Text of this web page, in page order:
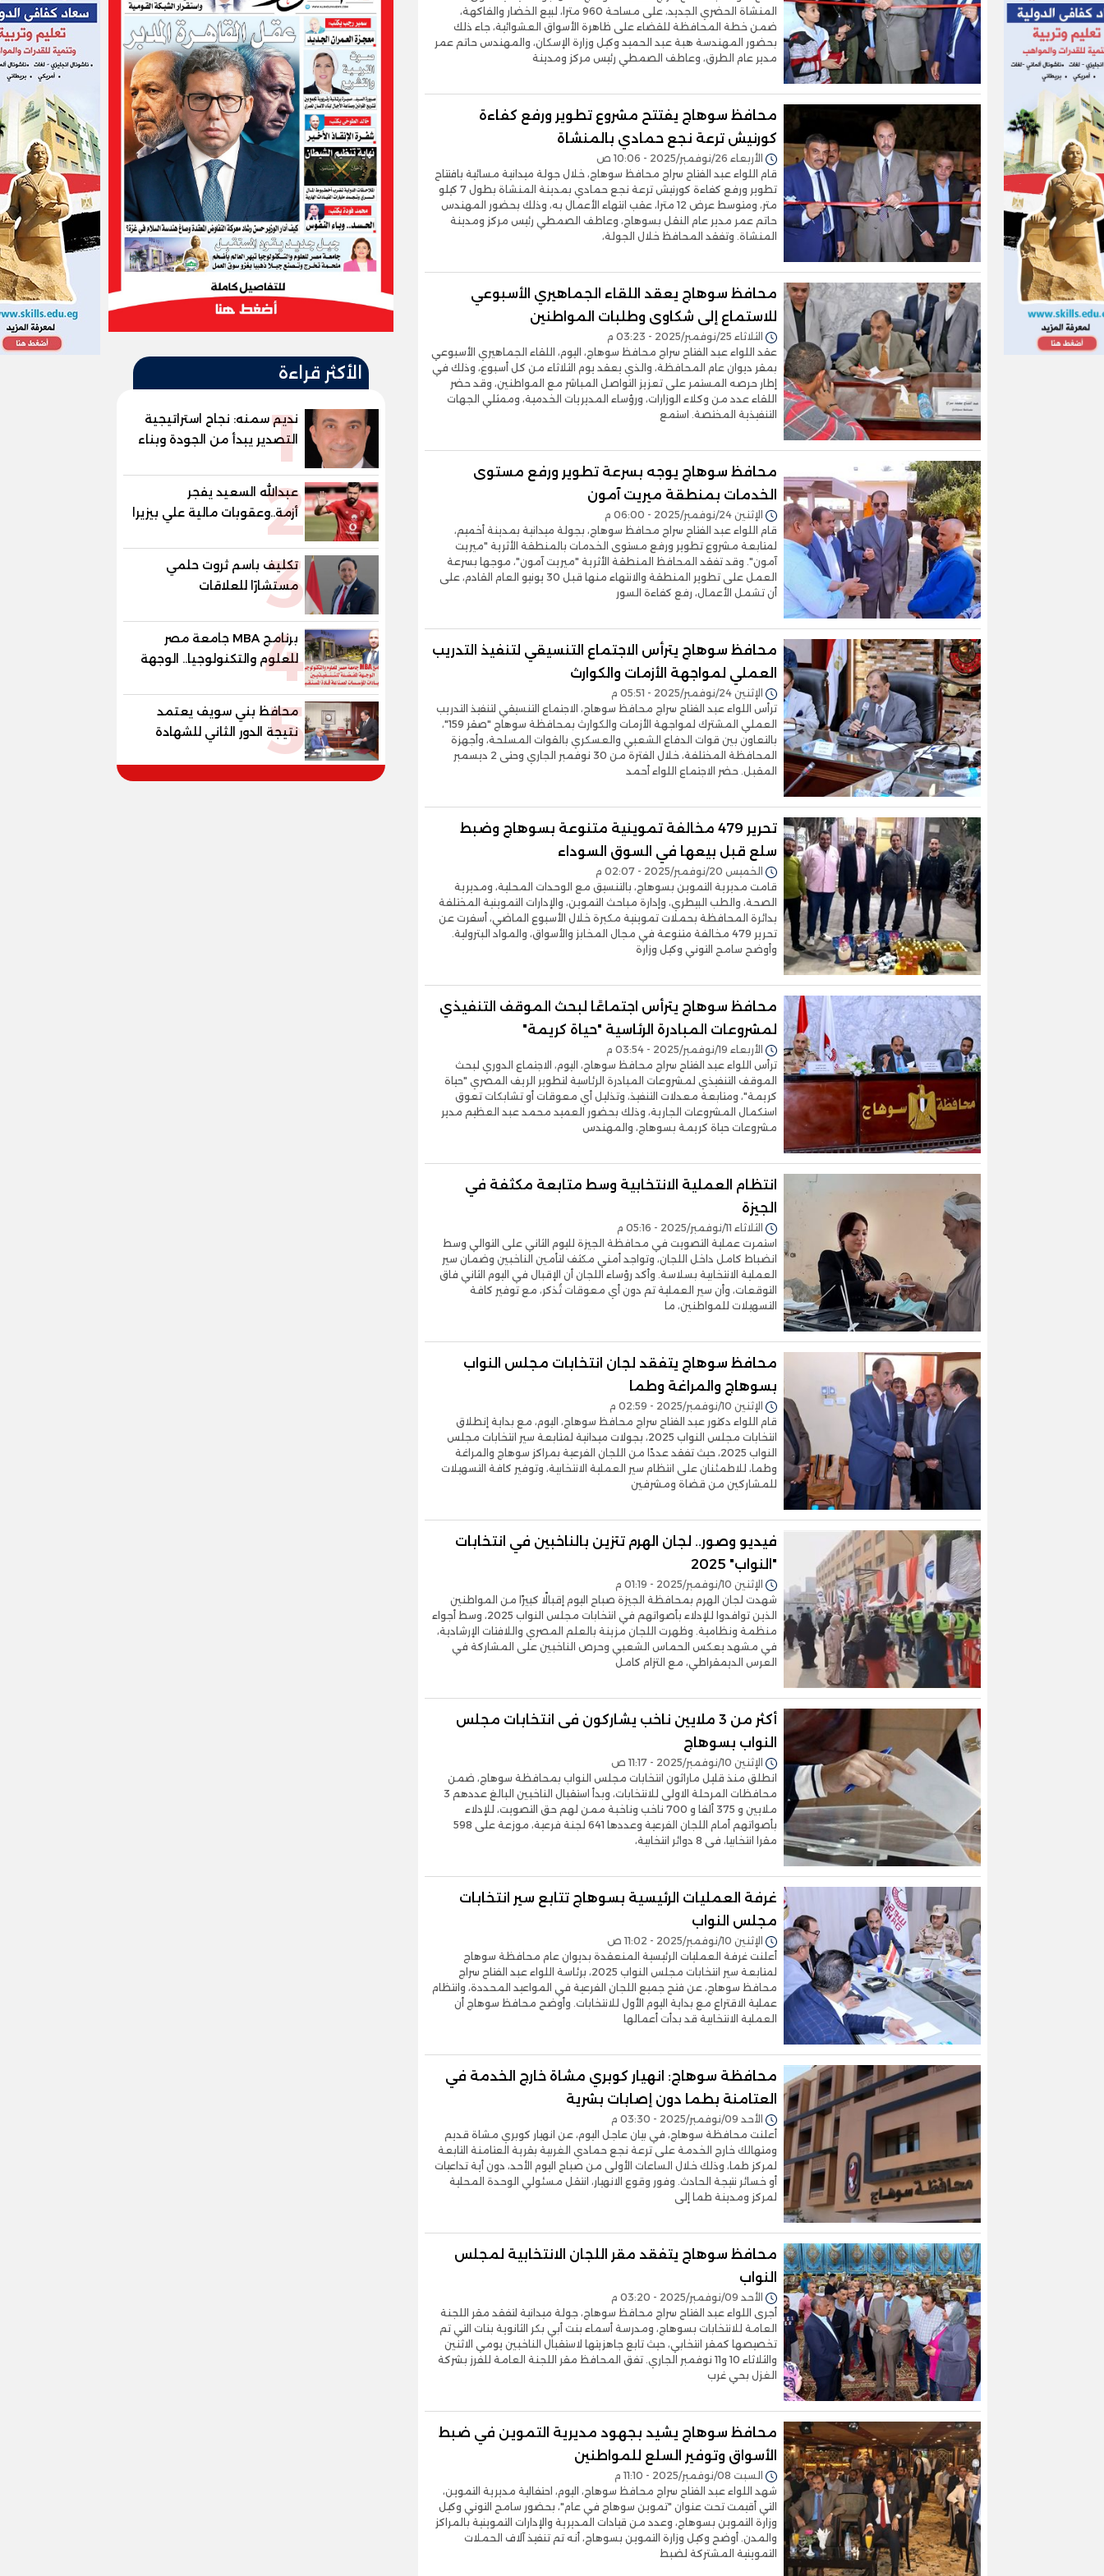
المنشاة الحضري الجديد، على مساحة 960 مترا، لبيع الخضار والفاكهة،
ضمن خطة المحافظة للقضاء على ظاهرة الأسواق العشوائية، جاء ذلك
بحضور المهندسة هبة عبد الحميد وكيل وزارة الإسكان، والمهندس حاتم عمر
مدير عام الطرق، وعاطف الصمطي رئيس مركز ومدينة
محافظ سوهاج يفتتح مشروع تطوير ورفع كفاءة
كورنيش ترعة نجع حمادي بالمنشاة
الأربعاء 26/نوفمبر/2025 - 10:06 ص
قام اللواء عبد الفتاح سراج محافظ سوهاج، خلال جولة ميدانية مسائية بافتتاح
تطوير ورفع كفاءة كورنيش ترعة نجع حمادي بمدينة المنشاة بطول 7 كيلو
متر، ومتوسط عرض 12 مترا، عقب انتهاء الأعمال به، وذلك بحضور المهندس
حاتم عمر مدير عام النقل بسوهاج، وعاطف الصمطي رئيس مركز ومدينة
المنشاة. وتفقد المحافظ خلال الجولة،
محافظ سوهاج يعقد اللقاء الجماهيري الأسبوعي
للاستماع إلى شكاوى وطلبات المواطنين
الثلاثاء 25/نوفمبر/2025 - 03:23 م
عقد اللواء عبد الفتاح سراج محافظ سوهاج، اليوم، اللقاء الجماهيري الأسبوعي
بمقر ديوان عام المحافظة، والذي يعقد يوم الثلاثاء من كل أسبوع، وذلك في
إطار حرصه المستمر على تعزيز التواصل المباشر مع المواطنين، وقد حضر
اللقاء عدد من وكلاء الوزارات، ورؤساء المديريات الخدمية، وممثلي الجهات
التنفيذية المختصة. استمع
محافظ سوهاج يوجه بسرعة تطوير ورفع مستوى
الخدمات بمنطقة ميريت آمون
الإثنين 24/نوفمبر/2025 - 06:00 م
قام اللواء عبد الفتاح سراج محافظ سوهاج، بجولة ميدانية بمدينة أخميم،
لمتابعة مشروع تطوير ورفع مستوى الخدمات بالمنطقة الأثرية "ميريت
آمون". وقد تفقد المحافظ المنطقة الأثرية "ميريت آمون"، موجها بسرعة
العمل على تطوير المنطقة والانتهاء منها قبل 30 يونيو العام القادم، على
أن تشمل الأعمال، رفع كفاءة السور
محافظ سوهاج يترأس الاجتماع التنسيقي لتنفيذ التدريب
العملي لمواجهة الأزمات والكوارث
الإثنين 24/نوفمبر/2025 - 05:51 م
ترأس اللواء عبد الفتاح سراج محافظ سوهاج، الاجتماع التنسيقي لتنفيذ التدريب
العملي المشترك لمواجهة الأزمات والكوارث بمحافظة سوهاج "صقر 159"،
بالتعاون بين قوات الدفاع الشعبي والعسكري بالقوات المسلحة، وأجهزة
المحافظة المختلفة، خلال الفترة من 30 نوفمبر الجاري وحتى 2 ديسمبر
المقبل. حضر الاجتماع اللواء أحمد
تحرير 479 مخالفة تموينية متنوعة بسوهاج وضبط
سلع قبل بيعها في السوق السوداء
الخميس 20/نوفمبر/2025 - 02:07 م
قامت مديرية التموين بسوهاج، بالتنسيق مع الوحدات المحلية، ومديرية
الصحة، والطب البيطري، وإدارة مباحث التموين، والإدارات التموينية المختلفة
بدائرة المحافظة بحملات تموينية مكبرة خلال الأسبوع الماضي، أسفرت عن
تحرير 479 مخالفة متنوعة في مجال المخابز والأسواق، والمواد البترولية.
وأوضح سامح التوني وكيل وزارة
محافظ سوهاج يترأس اجتماعًا لبحث الموقف التنفيذي
لمشروعات المبادرة الرئاسية "حياة كريمة"
الأربعاء 19/نوفمبر/2025 - 03:54 م
ترأس اللواء عبد الفتاح سراج محافظ سوهاج، اليوم، الاجتماع الدوري لبحث
الموقف التنفيذي لمشروعات المبادرة الرئاسية لتطوير الريف المصري "حياة
كريمة"، ومتابعة معدلات التنفيذ، وتذليل أي معوقات أو تشابكات تعوق
استكمال المشروعات الجارية، وذلك بحضور العميد محمد عبد العظيم مدير
مشروعات حياة كريمة بسوهاج، والمهندس
انتظام العملية الانتخابية وسط متابعة مكثفة في
الجيزة
الثلاثاء 11/نوفمبر/2025 - 05:16 م
استمرت عملية التصويت في محافظة الجيزة لليوم الثاني على التوالي وسط
انضباط كامل داخل اللجان، وتواجد أمني مكثف لتأمين الناخبين وضمان سير
العملية الانتخابية بسلاسة. وأكد رؤساء اللجان أن الإقبال في اليوم الثاني فاق
التوقعات، وأن سير العملية تم دون أي معوقات تُذكر، مع توفير كافة
التسهيلات للمواطنين، ما
محافظ سوهاج يتفقد لجان انتخابات مجلس النواب
بسوهاج والمراغة وطما
الإثنين 10/نوفمبر/2025 - 02:59 م
قام اللواء دكتور عبد الفتاح سراج محافظ سوهاج، اليوم، مع بداية إنطلاق
انتخابات مجلس النواب 2025، بجولات ميدانية لمتابعة سير انتخابات مجلس
النواب 2025، حيث تفقد عددًا من اللجان الفرعية بمراكز سوهاج والمراغة
وطما، للاطمئنان على انتظام سير العملية الانتخابية، وتوفير كافة التسهيلات
للمشاركين من قضاة ومشرفين
فيديو وصور.. لجان الهرم تتزين بالناخبين في انتخابات
"النواب" 2025
الإثنين 10/نوفمبر/2025 - 01:19 م
شهدت لجان الهرم بمحافظة الجيزة صباح اليوم إقبالًا كبيرًا من المواطنين
الذين توافدوا للإدلاء بأصواتهم في انتخابات مجلس النواب 2025، وسط أجواء
منظمة ونظامية. وظهرت اللجان مزينة بالعلم المصري واللافتات الإرشادية،
في مشهد يعكس الحماس الشعبي وحرص الناخبين على المشاركة في
العرس الديمقراطي، مع التزام كامل
أكثر من 3 ملايين ناخب يشاركون فى انتخابات مجلس
النواب بسوهاج
الإثنين 10/نوفمبر/2025 - 11:17 ص
انطلق منذ قليل ماراثون انتخابات مجلس النواب بمحافظة سوهاج، ضمن
محافظات المرحلة الاولى للانتخابات، وبدأ استقبال الناخبين البالغ عددهم 3
ملايين و 375 ألفا و 700 ناخب وناخبة ممن لهم حق التصويت، للإدلاء
بأصواتهم أمام اللجان الفرعية وعددها 641 لجنة فرعية، موزعة على 598
مقرا انتخابيا، فى 8 دوائر انتخابية،
غرفة العمليات الرئيسية بسوهاج تتابع سير انتخابات
مجلس النواب
الإثنين 10/نوفمبر/2025 - 11:02 ص
أعلنت غرفة العمليات الرئيسية المنعقدة بديوان عام محافظة سوهاج
لمتابعة سير انتخابات مجلس النواب 2025، برئاسة اللواء عبد الفتاح سراج
محافظ سوهاج، عن فتح جميع اللجان الفرعية في المواعيد المحددة، وانتظام
عملية الاقتراع مع بداية اليوم الأول للانتخابات. وأوضح محافظ سوهاج أن
العملية الانتخابية قد بدأت أعمالها
محافظة سوهاج: انهيار كوبري مشاة خارج الخدمة في
العتامنة بطما دون إصابات بشرية
الأحد 09/نوفمبر/2025 - 03:30 م
أعلنت محافظة سوهاج، في بيان عاجل اليوم، عن انهيار كوبري مشاة قديم
ومتهالك خارج الخدمة على ترعة نجع حمادي الغربية بقرية العتامنة التابعة
لمركز طما، وذلك خلال الساعات الأولى من صباح اليوم الأحد، دون أية تداعيات
أو خسائر نتيجة الحادث. وفور وقوع الانهيار، انتقل مسئولي الوحدة المحلية
لمركز ومدينة طما إلى
محافظ سوهاج يتفقد مقر اللجان الانتخابية لمجلس
النواب
الأحد 09/نوفمبر/2025 - 03:20 م
أجرى اللواء عبد الفتاح سراج محافظ سوهاج، جولة ميدانية لتفقد مقر اللجنة
العامة للانتخابات بسوهاج، ومدرسة أسماء بنت أبي بكر الثانوية بنات التي تم
تخصيصها كمقر انتخابي، حيث تابع جاهزيتها لاستقبال الناخبين يومي الاثنين
والثلاثاء 10 و11 نوفمبر الجاري. تفق المحافظ مقر اللجنة العامة للفرز بشركة
الغزل بحي غرب
محافظ سوهاج يشيد بجهود مديرية التموين في ضبط
الأسواق وتوفير السلع للمواطنين
السبت 08/نوفمبر/2025 - 11:10 م
شهد اللواء عبد الفتاح سراج محافظ سوهاج، اليوم، احتفالية مديرية التموين،
التي أقيمت تحت عنوان "تموين سوهاج في عام"، بحضور سامح التوني وكيل
وزارة التموين بسوهاج، وعدد من قيادات المديرية والإدارات التموينية بالمراكز
والمدن. أوضح وكيل وزارة التموين بسوهاج، أنه تم تنفيذ آلاف الحملات
التموينية المشتركة لضبط
الأكثر قراءة
1
نديم سمنه: نجاح استراتيجية
التصدير يبدأ من الجودة وبناء
الثقة في شعار "صنع في
مصر"
2
عبدالله السعيد يفجر
أزمة..وعقوبات مالية علي بيزيرا
وبانزا
3
تكليف باسم ثروت حلمي
مستشارًا للعلاقات
الدبلوماسية وعضوًا بالهيئة
«جاد جمينت يوإن»
4
برنامج MBA جامعة مصر
للعلوم والتكنولوجيا.. الوجهة
المفضلة للتنفيذيين وقيادات
المستقبل
5
محافظ بني سويف يعتمد
نتيجة الدور الثاني للشهادة
الإعدادية العامة بنسبة